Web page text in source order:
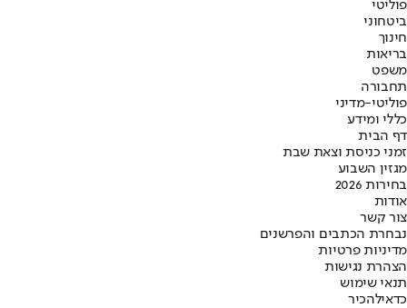
פוליטי
ביטחוני
חינוך
בריאות
משפט
תחבורה
פוליטי-מדיני
כללי ומידע
דף הבית
זמני כניסת וצאת שבת
מגזין השבוע
בחירות 2026
אודות
צור קשר
נבחרת הכתבים והפרשנים
מדיניות פרטיות
הצהרת נגישות
תנאי שימוש
כדאילהכיר